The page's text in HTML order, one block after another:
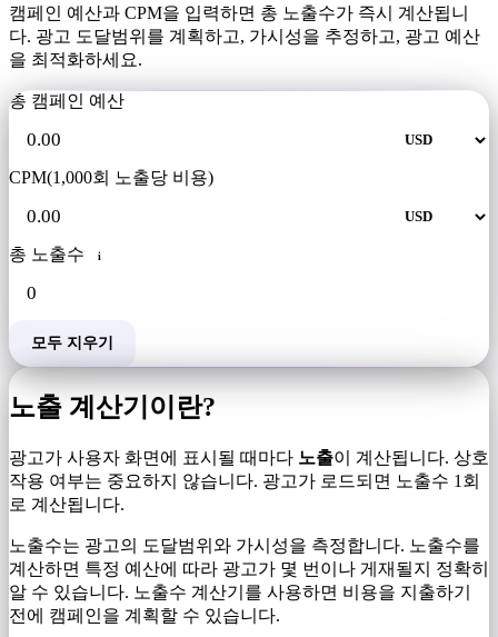
캠페인 예산과 CPM을 입력하면 총 노출수가 즉시 계산됩니
다. 광고 도달범위를 계획하고, 가시성을 추정하고, 광고 예산
을 최적화하세요.
총 캠페인 예산
CPM(1,000회 노출당 비용)
총 노출수 i
모두 지우기
노출 계산기이란?
광고가 사용자 화면에 표시될 때마다 노출이 계산됩니다. 상호
작용 여부는 중요하지 않습니다. 광고가 로드되면 노출수 1회
로 계산됩니다.
노출수는 광고의 도달범위와 가시성을 측정합니다. 노출수를
계산하면 특정 예산에 따라 광고가 몇 번이나 게재될지 정확히
알 수 있습니다. 노출수 계산기를 사용하면 비용을 지출하기
전에 캠페인을 계획할 수 있습니다.